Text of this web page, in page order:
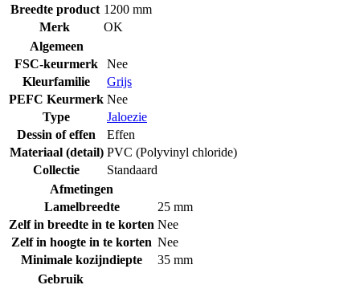
Breedte product 1200 mm
Merk
OK
Algemeen
FSC-keurmerk
Nee
Kleurfamilie
Grijs
PEFC Keurmerk Nee
Type
Jaloezie
Dessin of effen
Effen
Materiaal (detail) PVC (Polyvinyl chloride)
Collectie
Standaard
Afmetingen
Lamelbreedte
25 mm
Zelf in breedte in te korten Nee
Zelf in hoogte in te korten Nee
Minimale kozijndiepte
35 mm
Gebruik